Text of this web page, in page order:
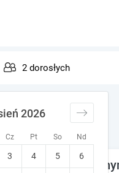
Cz Pt So Nd
2026
3 4 5 6